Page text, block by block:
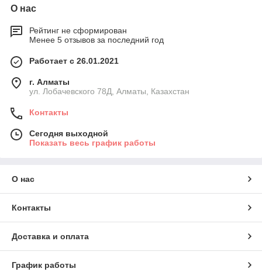
О нас
Рейтинг не сформирован
Менее 5 отзывов за последний год
Работает с 26.01.2021
г. Алматы
ул. Лобачевского 78Д, Алматы, Казахстан
Контакты
Сегодня выходной
Показать весь график работы
О нас
Контакты
Доставка и оплата
График работы